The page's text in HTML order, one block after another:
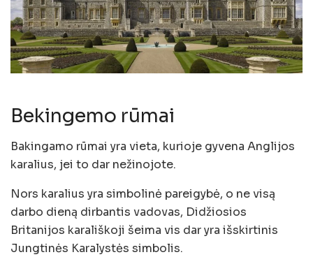
Bekingemo rūmai
Bakingamo rūmai yra vieta, kurioje gyvena Anglijos
karalius, jei to dar nežinojote.
Nors karalius yra simbolinė pareigybė, o ne visą
darbo dieną dirbantis vadovas, Didžiosios
Britanijos karališkoji šeima vis dar yra išskirtinis
Jungtinės Karalystės simbolis.